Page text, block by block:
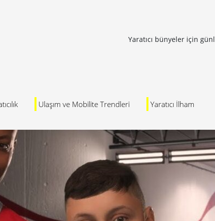
Yaratıcı bünyeler için
Ulaşım ve Mobilite Trendleri Yaratıcı İlham